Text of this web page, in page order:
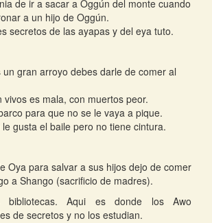
de ir a sacar a Oggún del monte cuando
a un hijo de Oggún.
secretos de las ayapas y del eya tuto.
un gran arroyo debes darle de comer al
vivos es mala, con muertos peor.
para que no se le vaya a pique.
gusta el baile pero no tiene cintura.
Oya para salvar a sus hijos dejo de comer
a Shango (sacrificio de madres).
bibliotecas. Aqui es donde los Awo
de secretos y no los estudian.